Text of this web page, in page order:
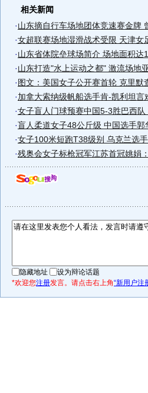
相关新闻
·山东摘自行车场地团体竞速赛金牌
·女超联赛场地湿滑战术受限 天津女
·山东省体院垒球场简介 场地面积达
·山东打造"水上运动之都" 激流场地
· 图文：美国女子公开赛首轮 克里默
·加拿大索纳级帆船选手肯-凯利坦言
·女子盲人门球预赛中国5-3胜巴西队
·盲人柔道女子48公斤级 中国选手郭
·女子100米短跑T38级别 乌克兰选
·残奥会女子标枪冠军江苏首冠姚娟
隐藏地址
设为辩论话题
*欢迎您注册发言。请点击右上角“新用户注